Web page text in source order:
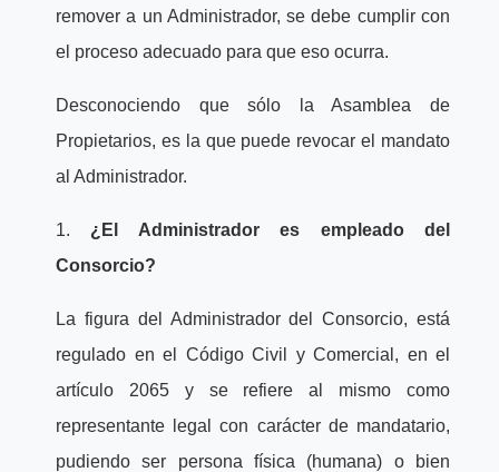
remover a un Administrador, se debe cumplir con
el proceso adecuado para que eso ocurra.
Desconociendo que sólo la Asamblea de
Propietarios, es la que puede revocar el mandato
al Administrador.
1. ¿El Administrador es empleado del
Consorcio?
La figura del Administrador del Consorcio, está
regulado en el Código Civil y Comercial, en el
artículo 2065 y se refiere al mismo como
representante legal con carácter de mandatario,
pudiendo ser persona física (humana) o bien